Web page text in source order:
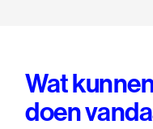
Wat
doen